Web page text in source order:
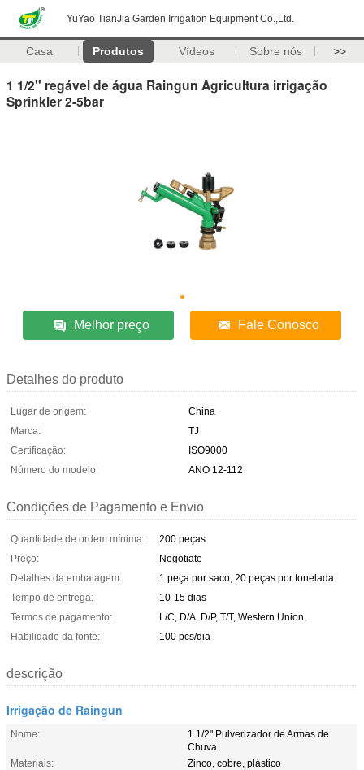
YuYao TianJia Garden Irrigation Equipment Co.,Ltd.
Casa Produtos Vídeos Sobre nós >>
1 1/2'' regável de água Raingun Agricultura irrigação
Sprinkler 2-5bar
Melhor preço Fale Conosco
Detalhes do produto
Lugar de origem:
China
Marca:
TJ
Certificação:
ISO9000
Número do modelo:
ANO 12-112
Condições de Pagamento e Envio
Quantidade de ordem mínima:
200 peças
Preço:
Negotiate
Detalhes da embalagem:
1 peça por saco, 20 peças por tonelada
Tempo de entrega:
10-15 dias
Termos de pagamento:
L/C, D/A, D/P, T/T, Western Union,
Habilidade da fonte:
100 pcs/dia
descrição
Irrigação de Raingun
Nome:
1 1/2" Pulverizador de Armas de
Chuva
Materiais:
Zinco, cobre, plástico